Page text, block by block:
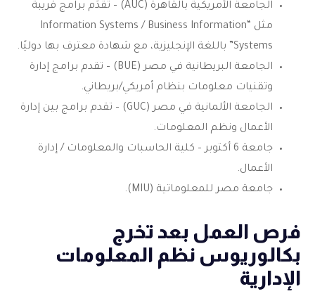
الجامعة الأمريكية بالقاهرة (AUC) – تقدَم برامج قريبة
مثل “Information Systems / Business Information
Systems” باللغة الإنجليزية، مع شهادة معترف بها دوليًا.
الجامعة البريطانية في مصر (BUE) – تقدم برامج إدارة
وتقنيات معلومات بنظام أمريكي/بريطاني.
الجامعة الألمانية في مصر (GUC) – تقدم برامج بين إدارة
الأعمال ونظم المعلومات.
جامعة 6 أكتوبر – كلية الحاسبات والمعلومات / إدارة
الأعمال.
جامعة مصر للمعلوماتية (MIU).
فرص العمل بعد تخرج
بكالوريوس نظم المعلومات
الإدارية